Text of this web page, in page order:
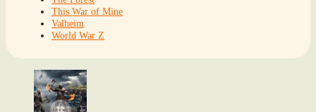
This War of Mine
Valheim
World War Z